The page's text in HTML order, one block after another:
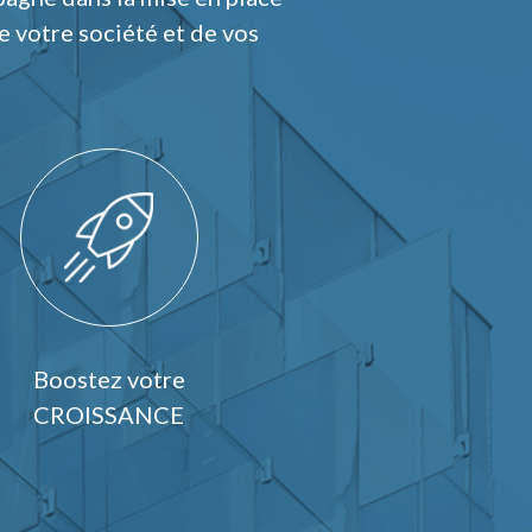
votre société et de vos
Boostez votre
CROISSANCE